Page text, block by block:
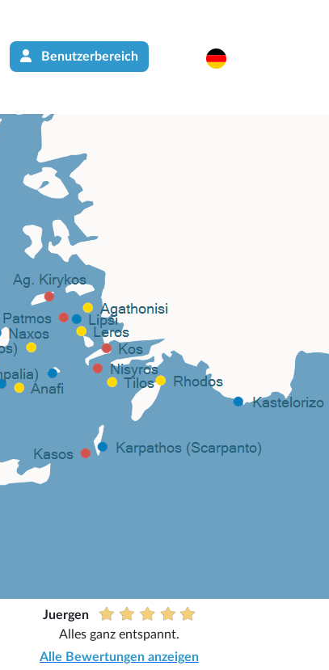
Benutzerbereich
Juergen
Alles ganz entspannt.
Alle Bewertungen anzeigen